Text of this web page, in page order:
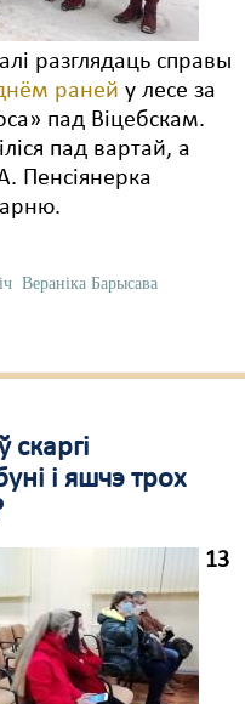
разглядаць справы
раней у лесе за
пад Віцебскам.
пад вартай, а
Пенсіянерка
Вераніка Барысава
скаргі
і яшчэ трох
13